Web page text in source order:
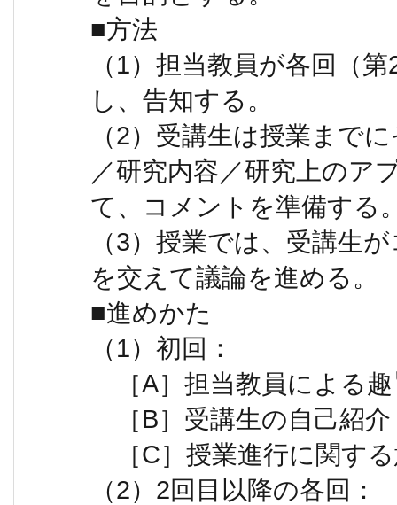
■方法
（1）担当教員が各回（
し、告知する。
（2）受講生は授業まで
／研究内容／研究上のア
て、コメントを準備する
（3）授業では、受講生
を交えて議論を進める。
■進めかた
（1）初回：
［A］担当教員による趣
［B］受講生の自己紹介
［C］授業進行に関す
（2）2回目以降の各回：